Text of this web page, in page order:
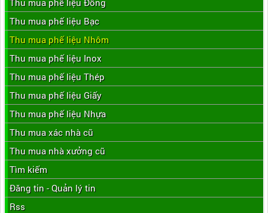
Thu mua phế liệu Đồng
Thu mua phế liệu Bạc
Thu mua phế liệu Nhôm
Thu mua phế liệu Inox
Thu mua phế liệu Thép
Thu mua phế liệu Giấy
Thu mua phế liệu Nhựa
Thu mua xác nhà cũ
Thu mua nhà xưởng cũ
Tìm kiếm
Đăng tin - Quản lý tin
Rss